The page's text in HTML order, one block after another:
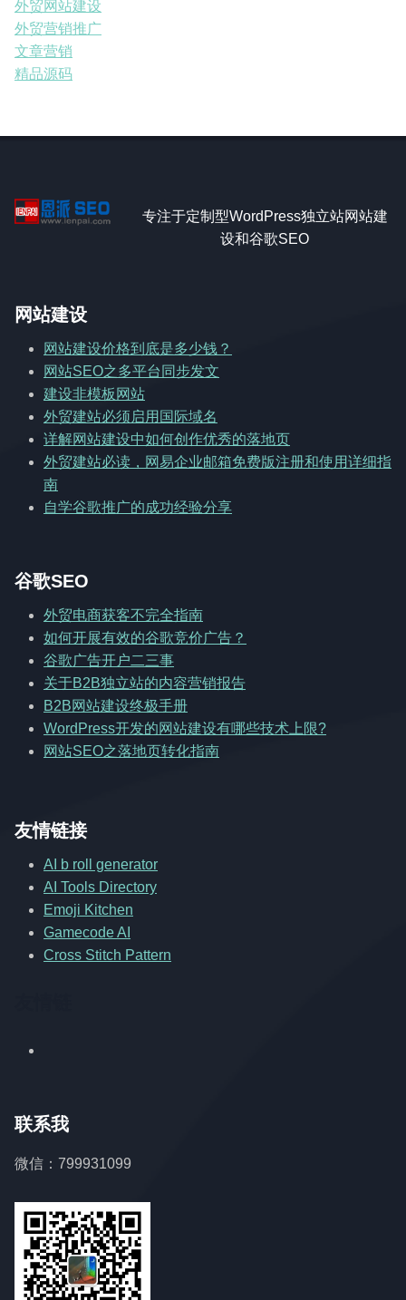
外贸网站建设
外贸营销推广
文章营销
精品源码
专注于定制型WordPress独立站网站建
设和谷歌SEO
网站建设
网站建设价格到底是多少钱？
网站SEO之多平台同步发文
建设非模板网站
外贸建站必须启用国际域名
详解网站建设中如何创作优秀的落地页
外贸建站必读，网易企业邮箱免费版注册和使用详细指
南
自学谷歌推广的成功经验分享
谷歌SEO
外贸电商获客不完全指南
如何开展有效的谷歌竞价广告？
谷歌广告开户二三事
关于B2B独立站的内容营销报告
B2B网站建设终极手册
WordPress开发的网站建设有哪些技术上限?
网站SEO之落地页转化指南
友情链接
AI b roll generator
AI Tools Directory
Emoji Kitchen
Gamecode AI
Cross Stitch Pattern
联系我
微信：799931099